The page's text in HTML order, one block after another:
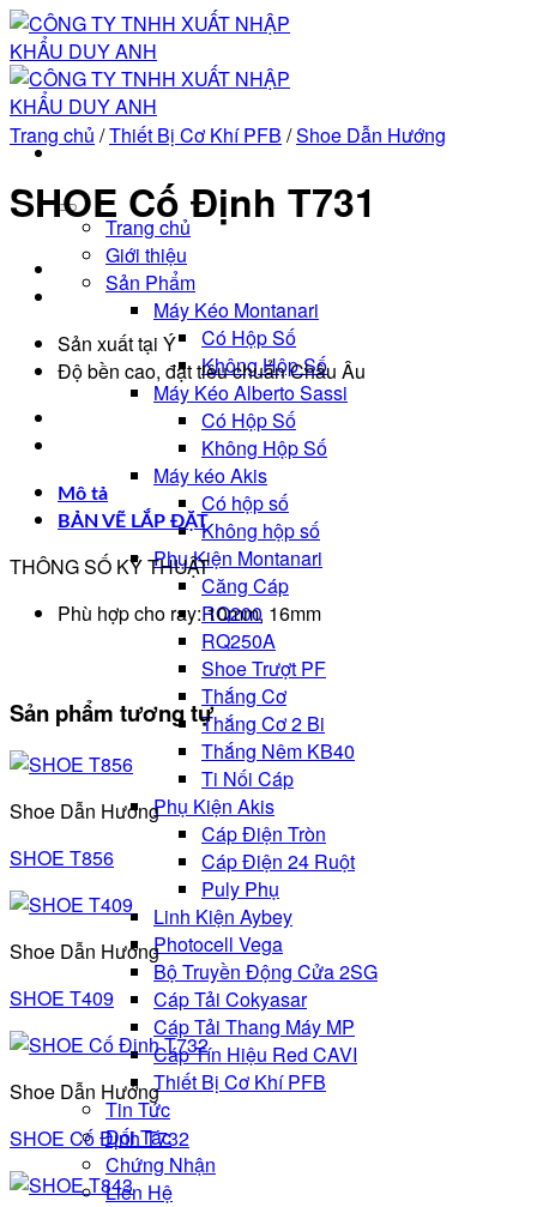
Bỏ
qua
nội
dung
Trang chủ
Giới thiệu
Sản Phẩm
Máy Kéo Montanari
Có Hộp Số
Không Hộp Số
Máy Kéo Alberto Sassi
Có Hộp Số
Không Hộp Số
Máy kéo Akis
Có hộp số
Không hộp số
Phụ Kiện Montanari
Căng Cáp
RQ200
RQ250A
Shoe Trượt PF
Thắng Cơ
Thắng Cơ 2 Bi
Thắng Nêm KB40
Ti Nối Cáp
Phụ Kiện Akis
Cáp Điện Tròn
Cáp Điện 24 Ruột
Puly Phụ
Linh Kiện Aybey
Photocell Vega
Bộ Truyền Động Cửa 2SG
Cáp Tải Cokyasar
Cáp Tải Thang Máy MP
Cáp Tín Hiệu Red CAVI
Thiết Bị Cơ Khí PFB
Tin Tức
Đối Tác
Chứng Nhận
Liên Hệ
Trang chủ /Thiết Bị Cơ Khí PFB /Shoe Dẫn Hướng
SHOE Cố Định T731
Sản xuất tại Ý
Độ bền cao, đạt tiêu chuẩn Châu Âu
Mô tả
BẢN VẼ LẮP ĐẶT
THÔNG SỐ KỸ THUẬT
Phù hợp cho ray: 10mm, 16mm
Sản phẩm tương tự
Shoe Dẫn Hướng
SHOE T856
Shoe Dẫn Hướng
SHOE T409
Shoe Dẫn Hướng
SHOE Cố Định T732